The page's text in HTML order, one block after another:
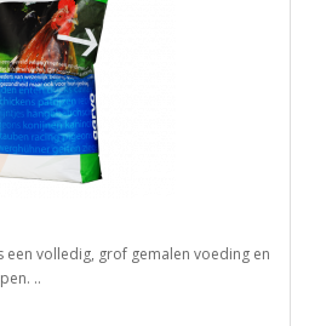
een volledig, grof gemalen voeding en
..